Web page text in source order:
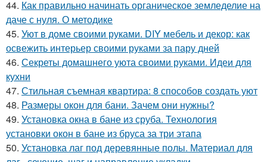
44. Как правильно начинать органическое земледелие на
даче с нуля. О методике
45. Уют в доме своими руками. DIY мебель и декор: как
освежить интерьер своими руками за пару дней
46. Секреты домашнего уюта своими руками. Идеи для
кухни
47. Стильная съемная квартира: 8 способов создать уют
48. Размеры окон для бани. Зачем они нужны?
49. Установка окна в бане из сруба. Технология
установки окон в бане из бруса за три этапа
50. Установка лаг под деревянные полы. Материал для